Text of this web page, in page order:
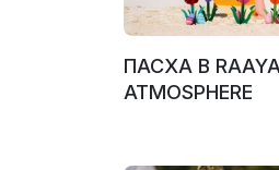
ПАСХА В
ATMOSPHERE